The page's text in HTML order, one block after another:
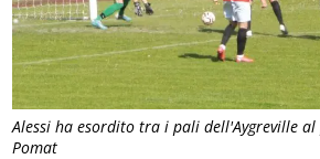
Alessi ha esordito tra i pali dell'Aygreville
Pomat